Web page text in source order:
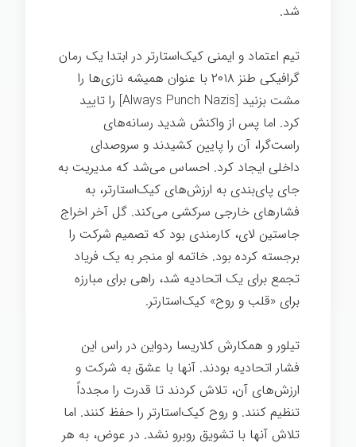
شد.
تیم اعتماد و ایمنی کیک‌استارتر در ابتدا یک رمان
گرافیکی طنز ۲۰۱۸ با عنوان همیشه نازی‌ها را
مشت بزنید [Always Punch Nazis] را تایید
کرد. اما پس از واکنش شدید رسانه‌های
راست‌گرا، آن را پایین کشیدند و سروصدای
داخلی ایجاد کرد. احساس می‌شد که مدیریت به
جای پای‌بندی به ارزش‌های کیک‌استارتر، به
فشارهای خارجی سرکشی می‌کند. گل آخر اخراج
جاستین لای، کارمندی بود که تصمیم شرکت را
برجسته کرده بود. خاتمه او منجر به یک فریاد
تجمع برای یک اتحادیه شد، راهی برای مبارزه
برای «قلب و روح» کیک‌استارتر.
تیلور و همکارش کلاریسا ردواین در راس این
فشار اتحادیه بودند. آنها با عشق به شرکت و
ارزش‌های آن، تلاش کردند تا قدرت را مجدداً
تنظیم کنند. و روح کیک‌استارتر را حفظ کنند. اما
تلاش آنها با تشویق روبرو نشد. در عوض، به هر